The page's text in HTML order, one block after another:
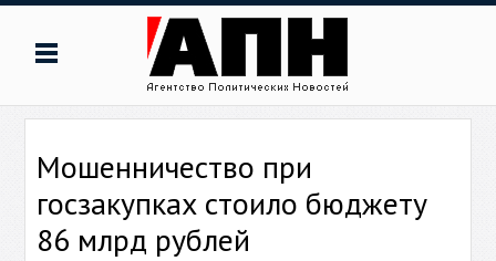
Мошенничество при
госзакупках стоило бюджету
86 млрд рублей